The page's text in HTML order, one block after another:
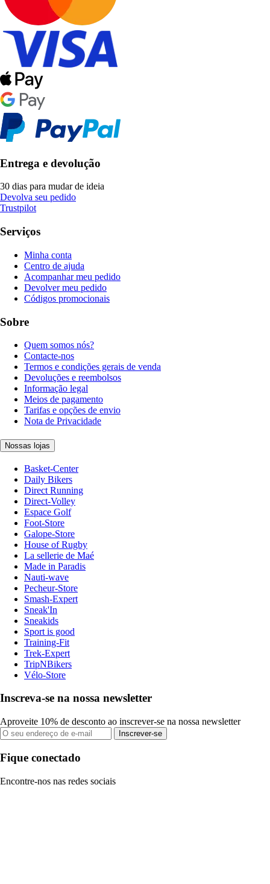
Entrega e devolução
30 dias para mudar de ideia
Devolva seu pedido
Trustpilot
Serviços
Minha conta
Centro de ajuda
Acompanhar meu pedido
Devolver meu pedido
Códigos promocionais
Sobre
Quem somos nós?
Contacte-nos
Termos e condições gerais de venda
Devoluções e reembolsos
Informação legal
Meios de pagamento
Tarifas e opções de envio
Nota de Privacidade
Nossas lojas
Basket-Center
Daily Bikers
Direct Running
Direct-Volley
Espace Golf
Foot-Store
Galope-Store
House of Rugby
La sellerie de Maé
Made in Paradis
Nauti-wave
Pecheur-Store
Smash-Expert
Sneak'In
Sneakids
Sport is good
Training-Fit
Trek-Expert
TripNBikers
Vélo-Store
Inscreva-se na nossa newsletter
Aproveite 10% de desconto ao inscrever-se na nossa newsletter
Inscrever-se
Fique conectado
Encontre-nos nas redes sociais